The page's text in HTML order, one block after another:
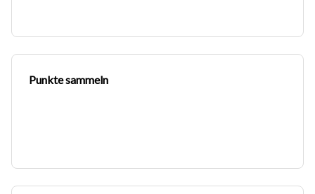
Punkte sammeln